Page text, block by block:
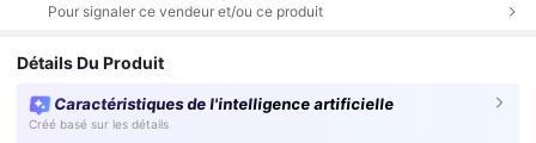
Pour signaler ce vendeur et/ou ce produit
Détails Du Produit
Caractéristiques de l'intelligence artificielle
Créé basé sur les détails